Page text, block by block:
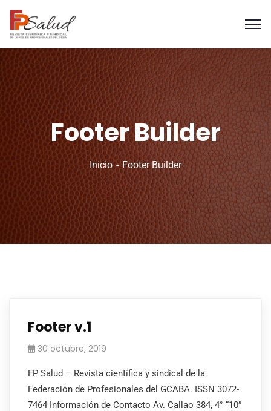
Footer Builder
Inicio Footer Builder
Footer v.1
30 octubre, 2019
FP Salud – Revista científica y sindical de la
Federación de Profesionales del GCABA. ISSN 3072-
7464 Información de Contacto Av. Callao 384, 4° “10”